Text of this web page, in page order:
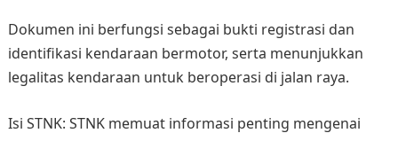
Dokumen ini berfungsi sebagai bukti registrasi dan
identifikasi kendaraan bermotor, serta menunjukkan
legalitas kendaraan untuk beroperasi di jalan raya.
Isi STNK: STNK memuat informasi penting mengenai